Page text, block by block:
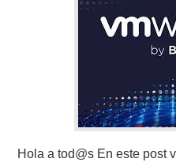
Hola a tod@s En este post